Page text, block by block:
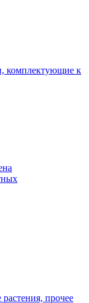
комплектующие к
прочее